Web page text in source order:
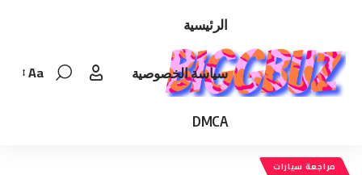
الرئيسية
سياسة الخصوصية
DMCA
Font
Aa
مراجعة سيارات